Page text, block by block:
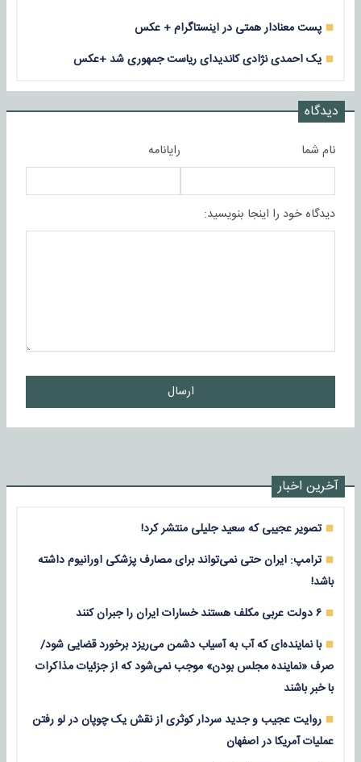
پست معنادار همتی در اینستاگرام + عکس
یک احمدی نژادی کاندیدای ریاست جمهوری شد +عکس
دیدگاه
نام شما رایانامه
دیدگاه خود را اینجا بنویسید:
ارسال
آخرین اخبار
تصویر عجیبی که سعید جلیلی منتشر کرد!
ترامپ: ایران حتی نمی‌تواند برای مصارف پزشکی اورانیوم داشته
باشد!
۶ دولت عربی مکلف هستند خسارات ایران را جبران کنند
با نماینده‌ای که آب به آسیاب دشمن می‌ریزد برخورد قضایی شود/
صرف «نماینده مجلس بودن» موجب نمی‌شود که از جزئیات مذاکرات
با خبر باشند
روایت عجیب و جدید سردار کوثری از نقش یک چوپان در لو رفتن
عملیات آمریکا در اصفهان